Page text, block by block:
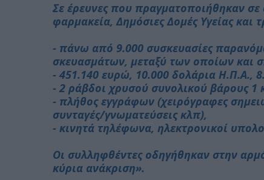
Σε έρευνες που πραγματοποιήθηκαν σε
φαρμακεία, Δημόσιες Δομές Υγείας και
- πάνω από 9.000 συσκευασίες
σκευασμάτων, μεταξύ των οποίων και
- 451.140 ευρώ, 10.000 δολάρια Η.Π.Α.,
- 2 ράβδοι χρυσού συνολικού βάρους 1
- πλήθος εγγράφων (χειρόγραφες
συνταγές/γνωματεύσεις κλπ),
- κινητά τηλέφωνα, ηλεκτρονικοί
Οι συλληφθέντες οδηγήθηκαν στην
κύρια ανάκριση».